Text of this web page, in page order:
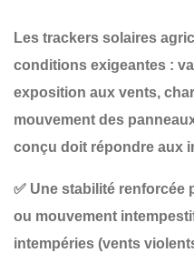
Les trackers solaires
conditions exigeantes :
exposition aux vents,
mouvement des
conçu doit répondre aux
✅ Une stabilité renforcée
ou mouvement
intempéries (vents